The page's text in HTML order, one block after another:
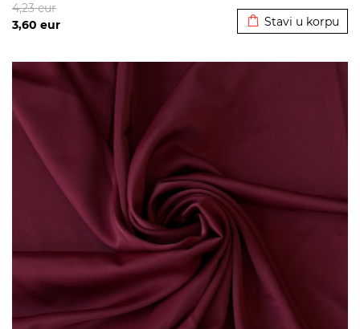
3,60 eur
4,23eur
Stavi u korpu